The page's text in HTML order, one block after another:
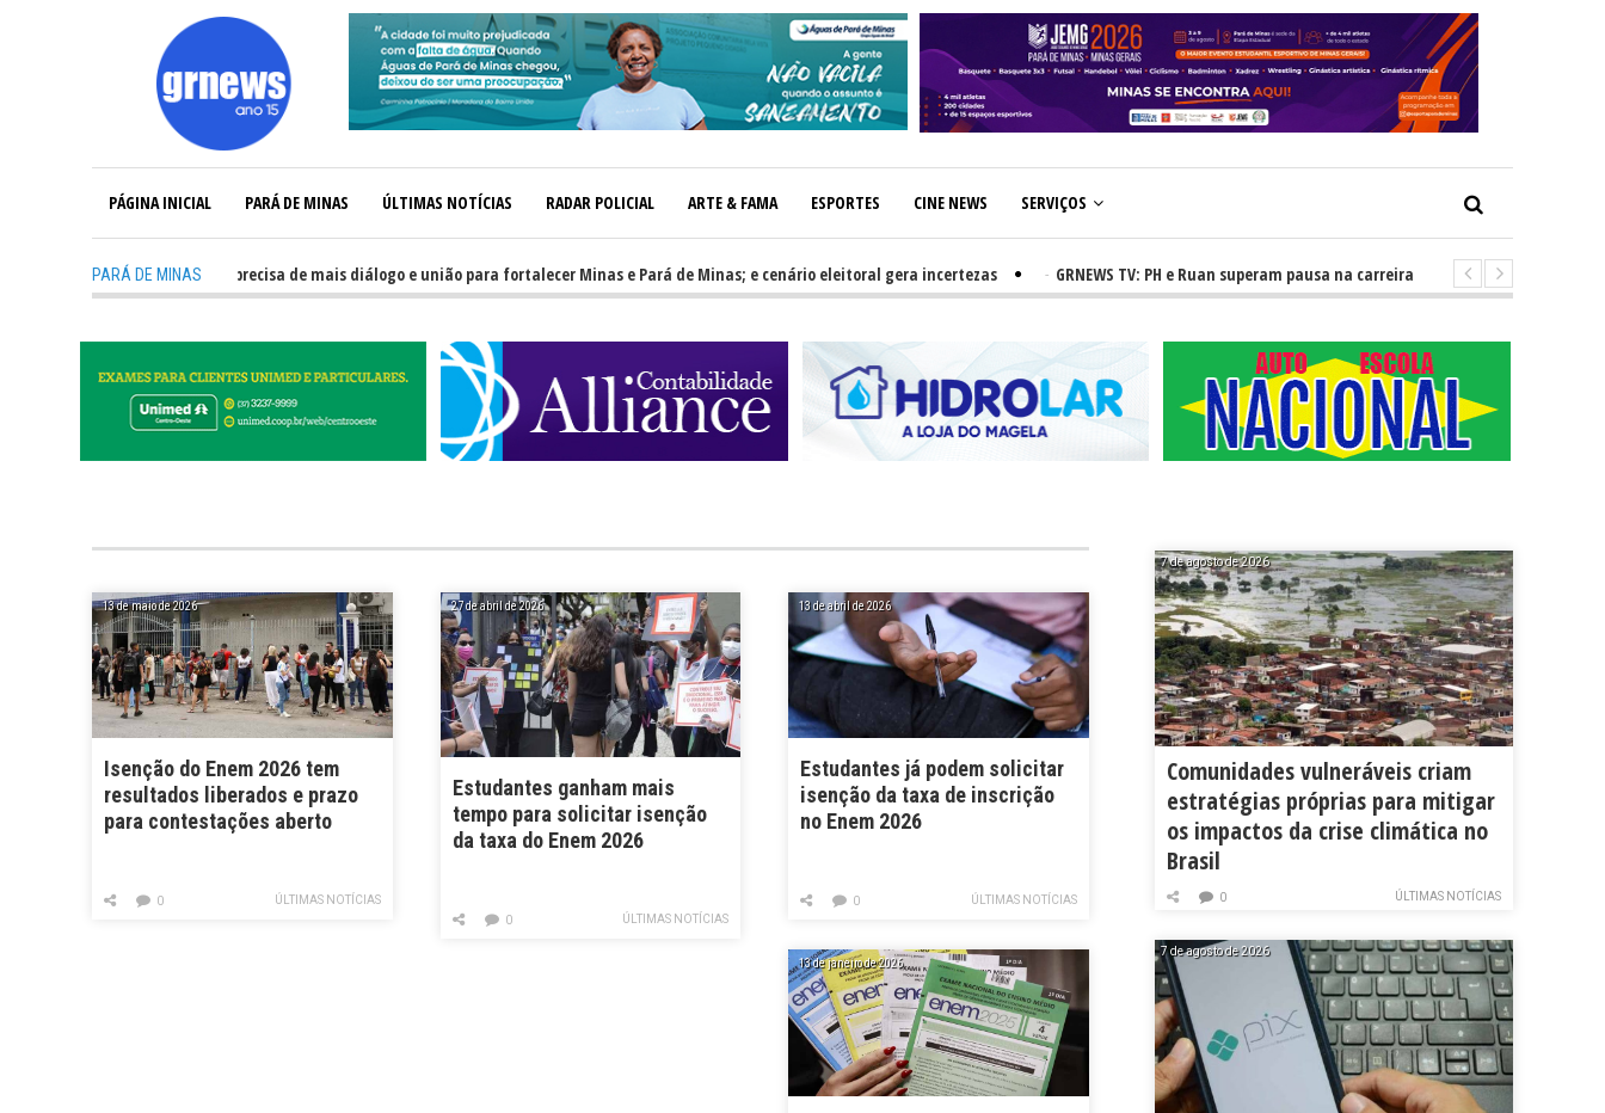
PÁGINA INICIAL PARÁ DE MINAS ÚLTIMAS NOTÍCIAS RADAR POLICIAL ARTE & FAMA ESPORTES CINE NEWS SERVIÇOS
PARÁ DE MINAS
GRNEWS TV: Política precisa de mais diálogo e união para fortalecer Minas e Pará de Minas; e cenário eleitoral gera incertezas GRNEWS TV: PH e Ruan superam pausa na carreira e vivem ascensão no cenário
13 de maio de 2026
Isenção do Enem 2026 tem
resultados liberados e prazo
para contestações aberto
ÚLTIMAS NOTÍCIAS
0
27 de abril de 2026
Estudantes ganham mais
tempo para solicitar isenção
da taxa do Enem 2026
ÚLTIMAS NOTÍCIAS
0
13 de abril de 2026
Estudantes já podem solicitar
isenção da taxa de inscrição
no Enem 2026
ÚLTIMAS NOTÍCIAS
0
13 de janeiro de 2026
7 de agosto de 2026
Comunidades vulneráveis criam
estratégias próprias para mitigar
os impactos da crise climática no
Brasil
ÚLTIMAS NOTÍCIAS
0
7 de agosto de 2026